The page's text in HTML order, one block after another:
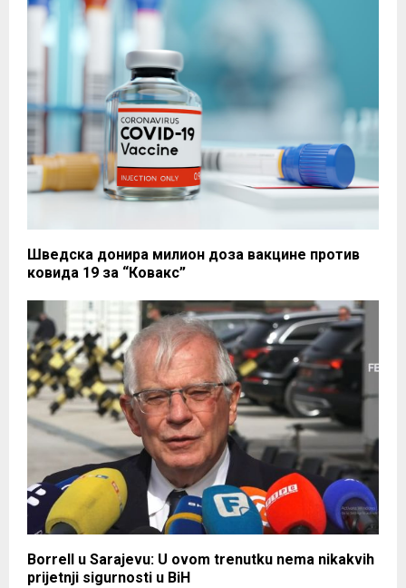
Шведска донира милион доза вакцине против
ковида 19 за “Ковакс”
Borrell u Sarajevu: U ovom trenutku nema nikakvih
prijetnji sigurnosti u BiH